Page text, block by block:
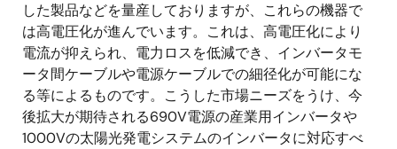
した製品などを量産しておりますが、これらの機器で
は高電圧化が進んでいます。これは、高電圧化により
電流が抑えられ、電力ロスを低減でき、インバータモ
ータ間ケーブルや電源ケーブルでの細径化が可能にな
る等によるものです。こうした市場ニーズをうけ、今
後拡大が期待される690V電源の産業用インバータや
1000Vの太陽光発電システムのインバータに対応すべ